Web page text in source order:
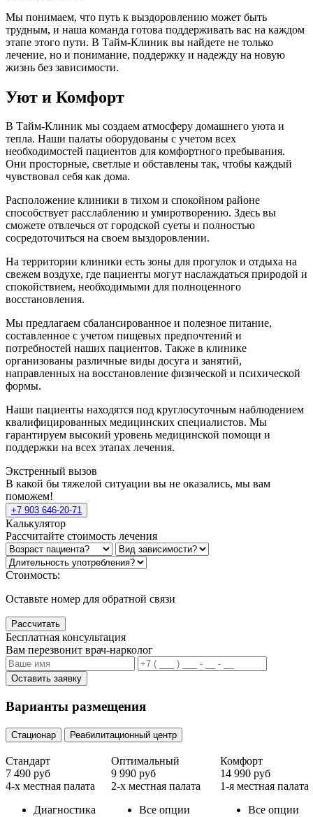
Мы понимаем, что путь к выздоровлению может быть
трудным, и наша команда готова поддерживать вас на каждом
этапе этого пути. В Тайм-Клиник вы найдете не только
лечение, но и понимание, поддержку и надежду на новую
жизнь без зависимости.
Уют и Комфорт
В Тайм-Клиник мы создаем атмосферу домашнего уюта и
тепла. Наши палаты оборудованы с учетом всех
необходимостей пациентов для комфортного пребывания.
Они просторные, светлые и обставлены так, чтобы каждый
чувствовал себя как дома.
Расположение клиники в тихом и спокойном районе
способствует расслаблению и умиротворению. Здесь вы
сможете отвлечься от городской суеты и полностью
сосредоточиться на своем выздоровлении.
На территории клиники есть зоны для прогулок и отдыха на
свежем воздухе, где пациенты могут наслаждаться природой и
спокойствием, необходимыми для полноценного
восстановления.
Мы предлагаем сбалансированное и полезное питание,
составленное с учетом пищевых предпочтений и
потребностей наших пациентов. Также в клинике
организованы различные виды досуга и занятий,
направленных на восстановление физической и психической
формы.
Наши пациенты находятся под круглосуточным наблюдением
квалифицированных медицинских специалистов. Мы
гарантируем высокий уровень медицинской помощи и
поддержки на всех этапах лечения.
Экстренный вызов
В какой бы тяжелой ситуации вы не оказались, мы вам
поможем!
+7 903 646-20-71
Калькулятор
Рассчитайте стоимость лечения
Стоимость:
Оставьте номер для обратной связи
Рассчитать
Бесплатная консультация
Вам перезвонит врач-нарколог
Оставить заявку
Варианты размещения
Стационар Реабилитационный центр
Стандарт
7 490 руб
4-х местная палата
Диагностика
Оптимальный
9 990 руб
2-х местная палата
Все опции
Комфорт
14 990 руб
1-я местная палата
Все опции